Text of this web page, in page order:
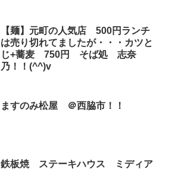
【麺】元町の人気店 500円ランチ
は売り切れてましたが・・・カツと
じ+蕎麦 750円 そば処 志奈
乃！！(^^)v
ますのみ松屋 ＠西脇市！！
鉄板焼 ステーキハウス ミディア